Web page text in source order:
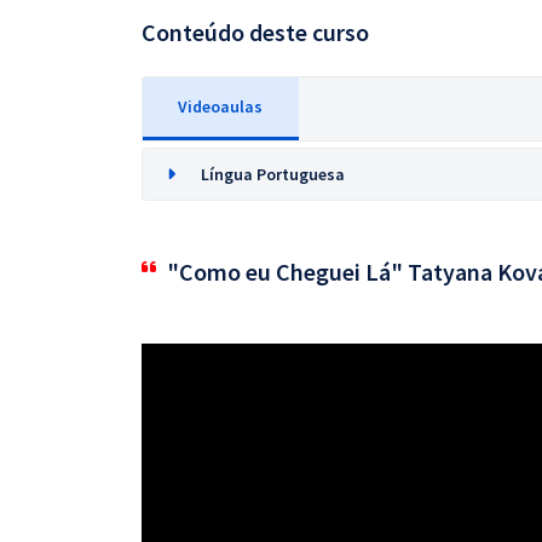
Conteúdo deste curso
Videoaulas
Língua Portuguesa
"Como eu Cheguei Lá" Tatyana